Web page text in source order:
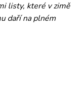
listy, které v zimě
daří na plném